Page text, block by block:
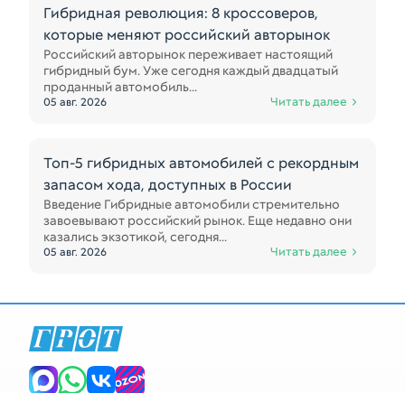
Гибридная революция: 8 кроссоверов,
которые меняют российский авторынок
Российский авторынок переживает настоящий
гибридный бум. Уже сегодня каждый двадцатый
проданный автомобиль...
05 авг. 2026 Читать далее
Топ-5 гибридных автомобилей с рекордным
запасом хода, доступных в России
Введение Гибридные автомобили стремительно
завоевывают российский рынок. Еще недавно они
казались экзотикой, сегодня...
05 авг. 2026 Читать далее